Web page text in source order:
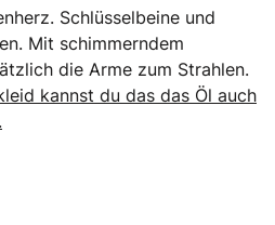
Schlüsselbeine und
Mit schimmerndem
die Arme zum Strahlen.
kannst du das das Öl auch